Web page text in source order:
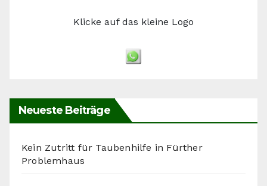
Klicke auf das kleine Logo
Neueste Beiträge
Kein Zutritt für Taubenhilfe in Fürther
Problemhaus